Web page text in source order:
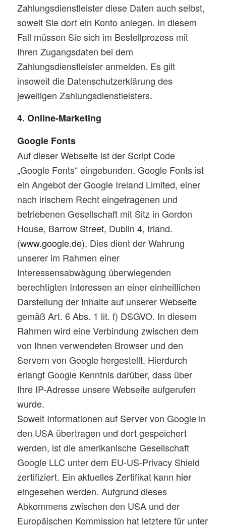
Zahlungsdienstleister diese Daten auch selbst,
soweit Sie dort ein Konto anlegen. In diesem
Fall müssen Sie sich im Bestellprozess mit
Ihren Zugangsdaten bei dem
Zahlungsdienstleister anmelden. Es gilt
insoweit die Datenschutzerklärung des
jeweiligen Zahlungsdienstleisters.
4. Online-Marketing
Google Fonts
Auf dieser Webseite ist der Script Code
„Google Fonts“ eingebunden. Google Fonts ist
ein Angebot der Google Ireland Limited, einer
nach irischem Recht eingetragenen und
betriebenen Gesellschaft mit Sitz in Gordon
House, Barrow Street, Dublin 4, Irland.
(www.google.de). Dies dient der Wahrung
unserer im Rahmen einer
Interessensabwägung überwiegenden
berechtigten Interessen an einer einheitlichen
Darstellung der Inhalte auf unserer Webseite
gemäß Art. 6 Abs. 1 lit. f) DSGVO. In diesem
Rahmen wird eine Verbindung zwischen dem
von Ihnen verwendeten Browser und den
Servern von Google hergestellt. Hierdurch
erlangt Google Kenntnis darüber, dass über
Ihre IP-Adresse unsere Webseite aufgerufen
wurde.
Soweit Informationen auf Server von Google in
den USA übertragen und dort gespeichert
werden, ist die amerikanische Gesellschaft
Google LLC unter dem EU-US-Privacy Shield
zertifiziert. Ein aktuelles Zertifikat kann hier
eingesehen werden. Aufgrund dieses
Abkommens zwischen den USA und der
Europäischen Kommission hat letztere für unter